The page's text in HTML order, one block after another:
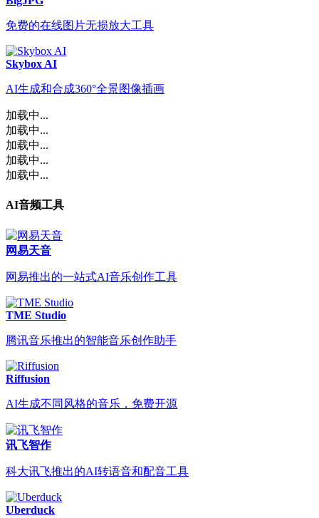
免费的在线图片无损放大工具
Skybox AI
AI生成和合成360°全景图像插画
加载中...
加载中...
加载中...
加载中...
加载中...
AI音频工具
网易天音
网易推出的一站式AI音乐创作工具
TME Studio
腾讯音乐推出的智能音乐创作助手
Riffusion
AI生成不同风格的音乐，免费开源
讯飞智作
科大讯飞推出的AI转语音和配音工具
Uberduck